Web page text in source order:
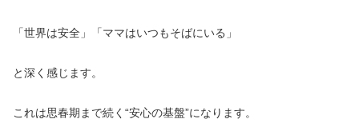
「世界は安全」「ママはいつもそばにいる」
と深く感じます。
これは思春期まで続く“安心の基盤”になります。